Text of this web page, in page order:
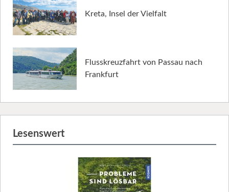
Kreta, Insel der Vielfalt
Flusskreuzfahrt von Passau nach
Frankfurt
Lesenswert